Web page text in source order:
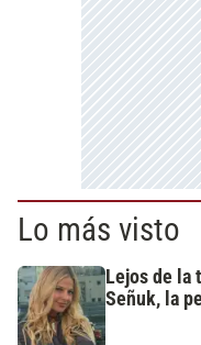
Lo más visto
Lejos de la
Señuk, la